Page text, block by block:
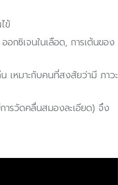
ข้
กซิเจนในเลือด, การเต้นของ
เหมาะกับคนที่สงสัยว่ามี ภาวะ
ารวัดคลื่นสมองละเอียด) จึง